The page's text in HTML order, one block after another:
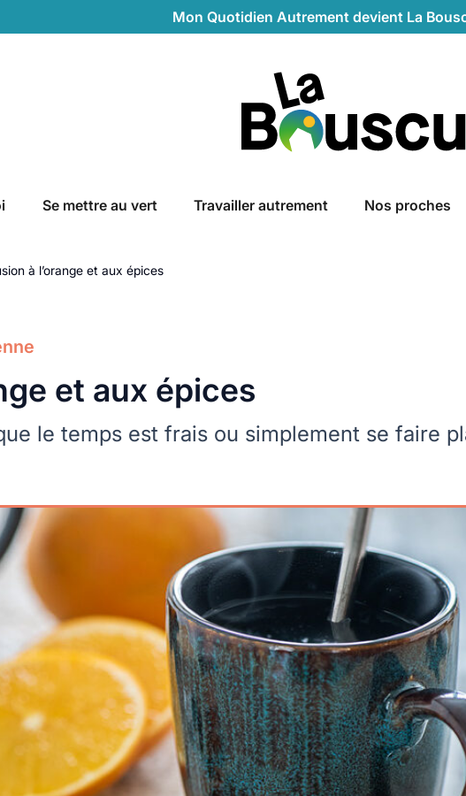
Mon Quotidien Autrement devient La
Se mettre au vert Travailler autrement Nos proches
à l’orange et aux épices
et aux épices
le temps est frais ou simplement se faire